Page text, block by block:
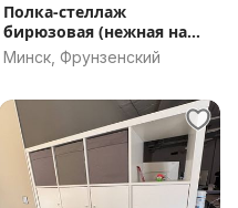
Полка-стеллаж
бирюзовая (нежная на
ощупь)
Минск, Фрунзенский